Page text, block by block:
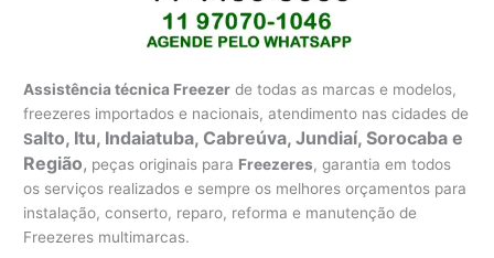
Assistência técnica Freezer de todas as marcas e modelos,
freezeres importados e nacionais, atendimento nas cidades de
Salto, Itu, Indaiatuba, Cabreúva, Jundiaí, Sorocaba e
Região, peças originais para Freezeres, garantia em todos
os serviços realizados e sempre os melhores orçamentos para
instalação, conserto, reparo, reforma e manutenção de
Freezeres multimarcas.